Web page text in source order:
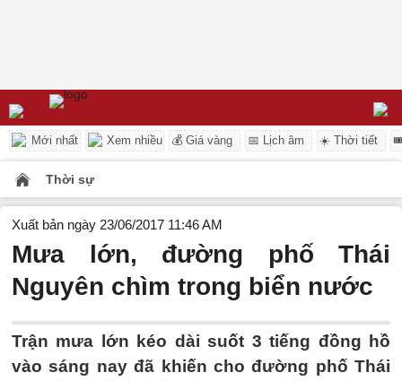
Mới nhất Xem nhiều 💰 Giá vàng 📅 Lịch âm ☀️ Thời tiết
Thời sự
Xuất bản ngày 23/06/2017 11:46 AM
Mưa lớn, đường phố Thái
Nguyên chìm trong biển nước
Trận mưa lớn kéo dài suốt 3 tiếng đồng hồ
vào sáng nay đã khiến cho đường phố Thái